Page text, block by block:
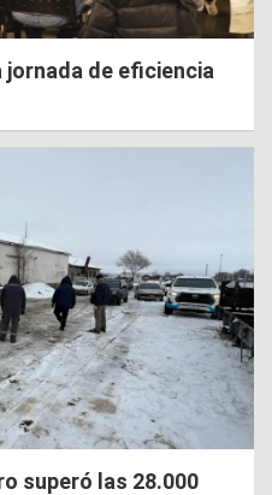
jornada de eficiencia
superó las 28.000